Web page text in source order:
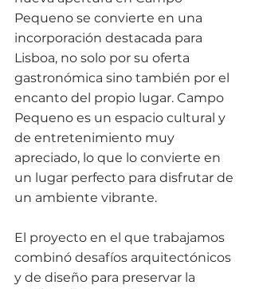
Pequeno se convierte en una
incorporación destacada para
Lisboa, no solo por su oferta
gastronómica sino también por el
encanto del propio lugar. Campo
Pequeno es un espacio cultural y
de entretenimiento muy
apreciado, lo que lo convierte en
un lugar perfecto para disfrutar de
un ambiente vibrante.
El proyecto en el que trabajamos
combinó desafíos arquitectónicos
y de diseño para preservar la